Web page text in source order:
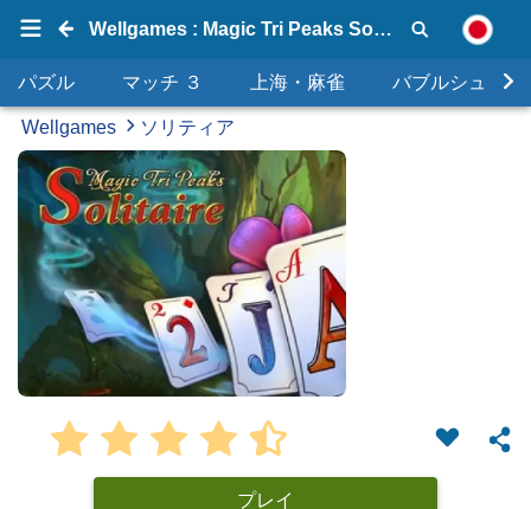
Wellgames : Magic Tri Peaks Solitaire
パズル マッチ ３ 上海・麻雀 バブルシュータ
Wellgames ソリティア
プレイ